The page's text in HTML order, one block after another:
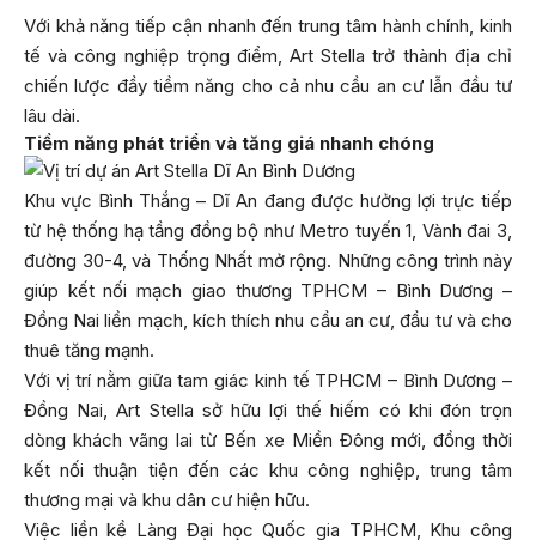
Với khả năng tiếp cận nhanh đến trung tâm hành chính, kinh
tế và công nghiệp trọng điểm, Art Stella trở thành địa chỉ
chiến lược đầy tiềm năng cho cả nhu cầu an cư lẫn đầu tư
lâu dài.
Tiềm năng phát triển và tăng giá nhanh chóng
Khu vực Bình Thắng – Dĩ An đang được hưởng lợi trực tiếp
từ hệ thống hạ tầng đồng bộ như Metro tuyến 1, Vành đai 3,
đường 30-4, và Thống Nhất mở rộng. Những công trình này
giúp kết nối mạch giao thương TPHCM – Bình Dương –
Đồng Nai liền mạch, kích thích nhu cầu an cư, đầu tư và cho
thuê tăng mạnh.
Với vị trí nằm giữa tam giác kinh tế TPHCM – Bình Dương –
Đồng Nai, Art Stella sở hữu lợi thế hiếm có khi đón trọn
dòng khách vãng lai từ Bến xe Miền Đông mới, đồng thời
kết nối thuận tiện đến các khu công nghiệp, trung tâm
thương mại và khu dân cư hiện hữu.
Việc liền kề Làng Đại học Quốc gia TPHCM, Khu công